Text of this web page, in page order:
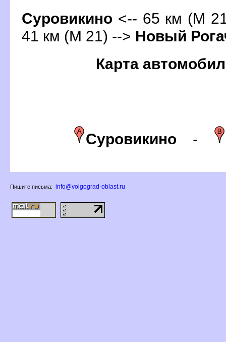
Суровикино <-- 65 км (М
41 км (М 21) --> Новый
Карта
Суровикино -
Пишите письма: info@volgograd-oblast.ru